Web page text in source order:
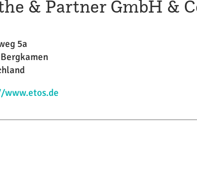
& Partner GmbH &
5a
www.etos.de